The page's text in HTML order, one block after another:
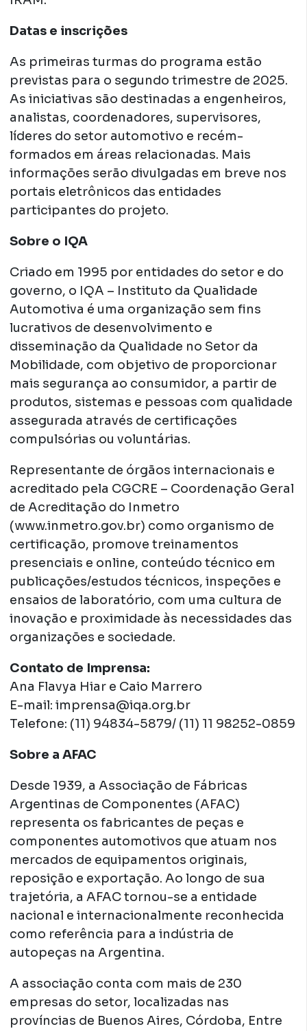
Datas e inscrições
As primeiras turmas do programa estão
previstas para o segundo trimestre de 2025.
As iniciativas são destinadas a engenheiros,
analistas, coordenadores, supervisores,
líderes do setor automotivo e recém-
formados em áreas relacionadas. Mais
informações serão divulgadas em breve nos
portais eletrônicos das entidades
participantes do projeto.
Sobre o IQA
Criado em 1995 por entidades do setor e do
governo, o IQA – Instituto da Qualidade
Automotiva é uma organização sem fins
lucrativos de desenvolvimento e
disseminação da Qualidade no Setor da
Mobilidade, com objetivo de proporcionar
mais segurança ao consumidor, a partir de
produtos, sistemas e pessoas com qualidade
assegurada através de certificações
compulsórias ou voluntárias.
Representante de órgãos internacionais e
acreditado pela CGCRE – Coordenação Geral
de Acreditação do Inmetro
(www.inmetro.gov.br) como organismo de
certificação, promove treinamentos
presenciais e online, conteúdo técnico em
publicações/estudos técnicos, inspeções e
ensaios de laboratório, com uma cultura de
inovação e proximidade às necessidades das
organizações e sociedade.
Contato de Imprensa:
Ana Flavya Hiar e Caio Marrero
E-mail: imprensa@iqa.org.br
Telefone: (11) 94834-5879/ (11) 11 98252-0859
Sobre a AFAC
Desde 1939, a Associação de Fábricas
Argentinas de Componentes (AFAC)
representa os fabricantes de peças e
componentes automotivos que atuam nos
mercados de equipamentos originais,
reposição e exportação. Ao longo de sua
trajetória, a AFAC tornou-se a entidade
nacional e internacionalmente reconhecida
como referência para a indústria de
autopeças na Argentina.
A associação conta com mais de 230
empresas do setor, localizadas nas
províncias de Buenos Aires, Córdoba, Entre